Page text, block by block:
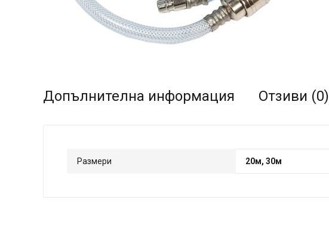
Допълнителна информация Отзиви (0)
Размери 20м, 30м